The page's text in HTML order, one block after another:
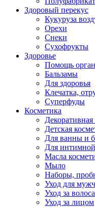
Здоровый перекус
Кукуруза
Орехи
Снеки
Сухофрукты
Здоровье
Помощь
Бальзамы
Для здоровья
Клечатка,
Суперфуды
Косметика
Детская
Для ванны и
Для
Масла
Мыло
Наборы,
Уход для
Уход за
Уход за лицом